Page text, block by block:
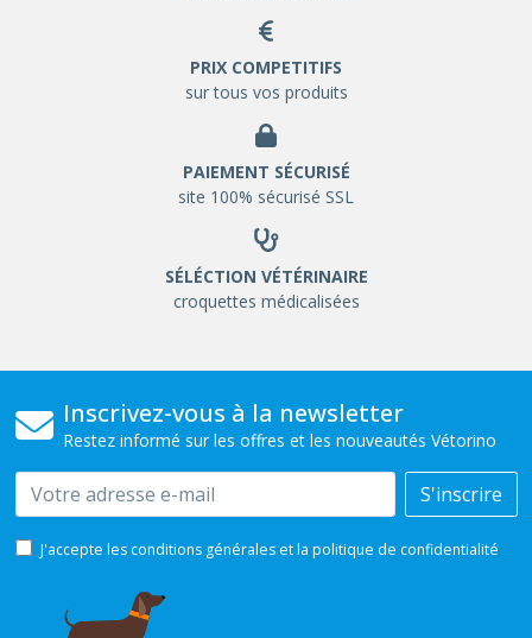
PRIX COMPETITIFS
sur tous vos produits
PAIEMENT SÉCURISÉ
site 100% sécurisé SSL
SÉLÉCTION VÉTÉRINAIRE
croquettes médicalisées
Inscrivez-vous à la newsletter
Restez informé sur les offres et les nouveautés Vétorino
Email S'inscrire
J'accepte les conditions générales et la politique de confidentialité